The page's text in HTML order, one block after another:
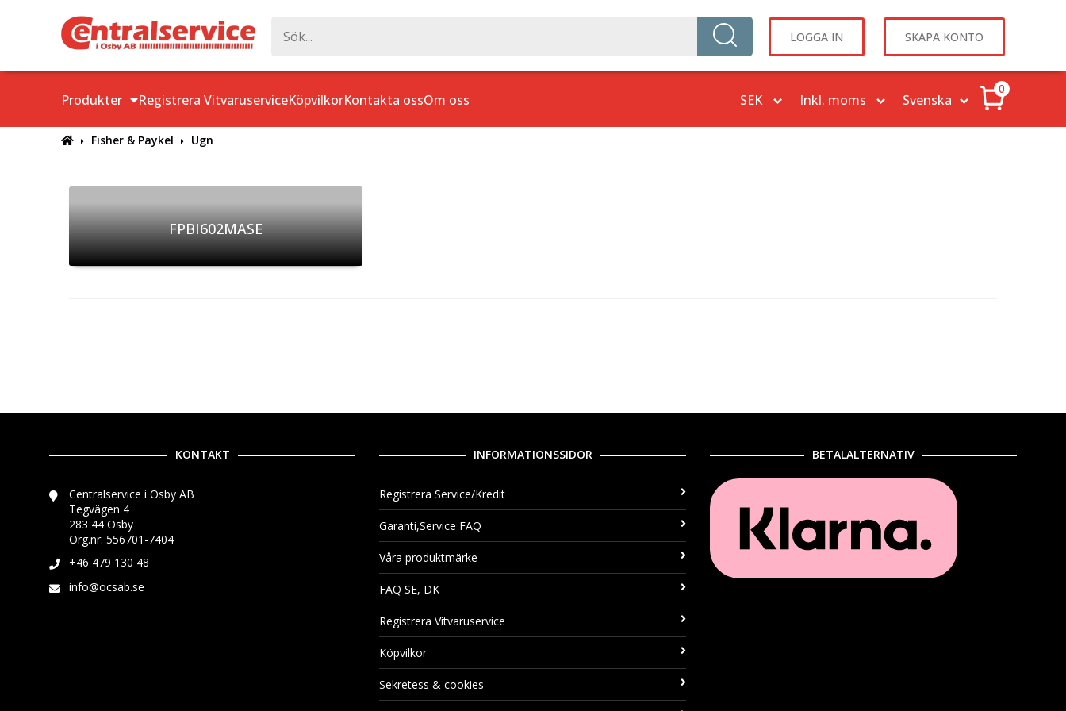
LOGGA IN SKAPA KONTO
Produkter Registrera VitvaruserviceKöpvilkorKontakta ossOm oss
0
Fisher & Paykel Ugn
FPBI602MASE
KONTAKT
Centralservice i Osby AB
Tegvägen 4
283 44 Osby
Org.nr: 556701-7404
+46 479 130 48
info@ocsab.se
INFORMATIONSSIDOR
Registrera Service/Kredit
Garanti,Service FAQ
Våra produktmärke
FAQ SE, DK
Registrera Vitvaruservice
Köpvilkor
Sekretess & cookies
BETALALTERNATIV